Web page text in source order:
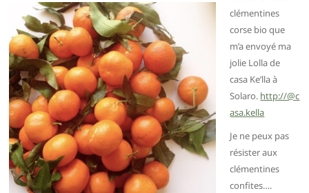
clémentines
corse bio que
m’a envoyé ma
jolie Lolla de
casa Ke’lla à
Solaro. http://@c
asa.kella
Je ne peux pas
résister aux
clémentines
confites….